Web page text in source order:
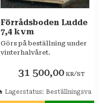
Förrådsboden Ludde
7,4 kvm
Görs på beställning under
vinterhalvåret.
31 500,00 KR/ST
Lagerstatus Beställningsvara